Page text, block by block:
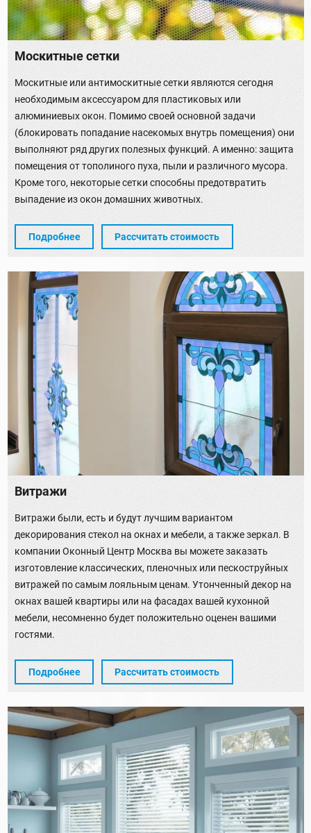
Москитные сетки
Москитные или антимоскитные сетки являются сегодня
необходимым аксессуаром для пластиковых или
алюминиевых окон. Помимо своей основной задачи
(блокировать попадание насекомых внутрь помещения) они
выполняют ряд других полезных функций. А именно: защита
помещения от тополиного пуха, пыли и различного мусора.
Кроме того, некоторые сетки способны предотвратить
выпадение из окон домашних животных.
Подробнее Рассчитать стоимость
Витражи
Витражи были, есть и будут лучшим вариантом
декорирования стекол на окнах и мебели, а также зеркал. В
компании Оконный Центр Москва вы можете заказать
изготовление классических, пленочных или пескоструйных
витражей по самым лояльным ценам. Утонченный декор на
окнах вашей квартиры или на фасадах вашей кухонной
мебели, несомненно будет положительно оценен вашими
гостями.
Подробнее Рассчитать стоимость